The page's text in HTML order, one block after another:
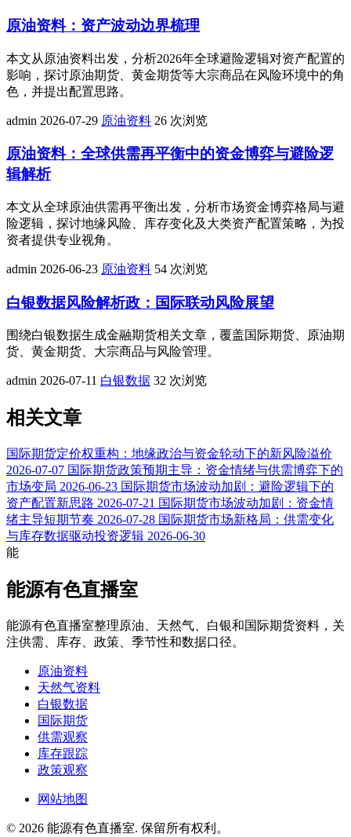
原油资料：资产波动边界梳理
本文从原油资料出发，分析2026年全球避险逻辑对资产配置的
影响，探讨原油期货、黄金期货等大宗商品在风险环境中的角
色，并提出配置思路。
admin 2026-07-29 原油资料 26 次浏览
原油资料：全球供需再平衡中的资金博弈与避险逻
辑解析
本文从全球原油供需再平衡出发，分析市场资金博弈格局与避
险逻辑，探讨地缘风险、库存变化及大类资产配置策略，为投
资者提供专业视角。
admin 2026-06-23 原油资料 54 次浏览
白银数据风险解析政：国际联动风险展望
围绕白银数据生成金融期货相关文章，覆盖国际期货、原油期
货、黄金期货、大宗商品与风险管理。
admin 2026-07-11 白银数据 32 次浏览
相关文章
国际期货定价权重构：地缘政治与资金轮动下的新风险溢价
2026-07-07 国际期货政策预期主导：资金情绪与供需博弈下的
市场变局 2026-06-23 国际期货市场波动加剧：避险逻辑下的
资产配置新思路 2026-07-21 国际期货市场波动加剧：资金情
绪主导短期节奏 2026-07-28 国际期货市场新格局：供需变化
与库存数据驱动投资逻辑 2026-06-30
能
能源有色直播室
能源有色直播室整理原油、天然气、白银和国际期货资料，关
注供需、库存、政策、季节性和数据口径。
原油资料
天然气资料
白银数据
国际期货
供需观察
库存跟踪
政策观察
网站地图
© 2026 能源有色直播室. 保留所有权利。